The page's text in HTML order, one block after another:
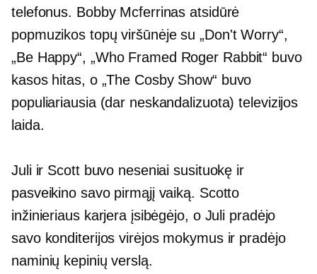
telefonus. Bobby Mcferrinas atsidūrė
popmuzikos topų viršūnėje su „Don't Worry“,
„Be Happy“, „Who Framed Roger Rabbit“ buvo
kasos hitas, o „The Cosby Show“ buvo
populiariausia (dar neskandalizuota) televizijos
laida.
Juli ir Scott buvo neseniai susituokę ir
pasveikino savo pirmąjį vaiką. Scotto
inžinieriaus karjera įsibėgėjo, o Juli pradėjo
savo konditerijos virėjos mokymus ir pradėjo
naminių kepinių verslą.